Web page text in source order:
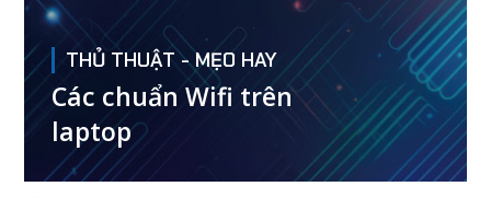
THỦ THUẬT - MẸO HAY
Các chuẩn Wifi trên
laptop